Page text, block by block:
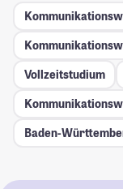
Vollzeitstudium
Baden-